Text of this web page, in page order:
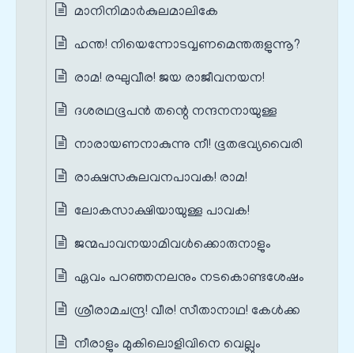
മാനിനിമാർകുലമാലികേ
ഹന്ത! നിയെന്നോടവ്വണമെന്തരുളുന്നൂ?
രാമ! രഘുവീര! ജയ രാജീവനയന!
ദശരഥഭൂപൻ തന്റെ നന്ദനനായുള്ള
നാരായണനാകുന്നു നീ! ഭൂതഭവ്യവൈരി
രാക്ഷസകുലവനപാവക! രാമ!
ലോകസാക്ഷിയായുള്ള പാവക!
ജന്മപാവനയാമിവൾക്കൊരുനാളും
ഏവം പറഞ്ഞനലനും നടകൊണ്ടശേഷം
ശ്രീരാമചന്ദ്ര! വീര! സീതാനാഥ! കേൾക്ക
നീരാളും മുകിലൊളിവിനെ വെല്ലും